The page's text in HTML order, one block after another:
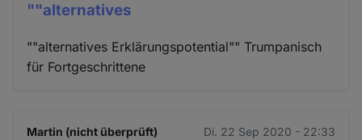
""alternatives
""alternatives Erklärungspotential"" Trumpanisch
für Fortgeschrittene
Martin (nicht überprüft) Di. 22 Sep 2020 - 22:33